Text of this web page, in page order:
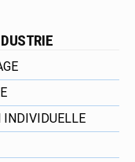
INDIVIDUELLE